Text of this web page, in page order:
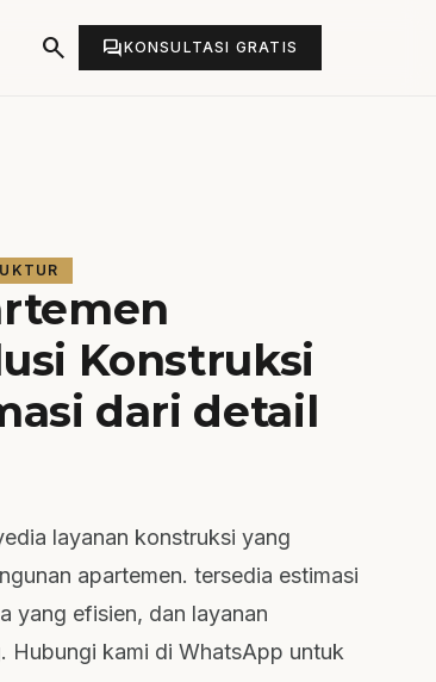
search forumKONSULTASI GRATIS
Konstruksi
dari detail
layanan konstruksi yang
apartemen. tersedia estimasi
yang efisien, dan layanan
Hubungi kami di WhatsApp untuk